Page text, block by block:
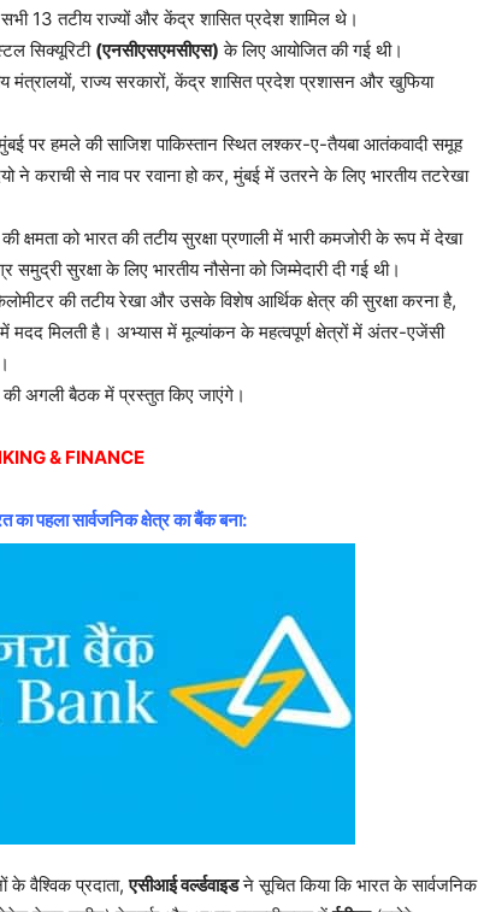
13 तटीय राज्यों और केंद्र शासित प्रदेश शामिल थे।
सिक्यूरिटी (एनसीएसएमसीएस) के लिए आयोजित की गई थी।
मंत्रालयों, राज्य सरकारों, केंद्र शासित प्रदेश प्रशासन और खुफिया
पर हमले की साजिश पाकिस्तान स्थित लश्कर-ए-तैयबा आतंकवादी समूह
ने कराची से नाव पर रवाना हो कर, मुंबई में उतरने के लिए भारतीय तटरेखा
क्षमता को भारत की तटीय सुरक्षा प्रणाली में भारी कमजोरी के रूप में देखा
सुरक्षा के लिए भारतीय नौसेना को जिम्मेदारी दी गई थी।
की तटीय रेखा और उसके विशेष आर्थिक क्षेत्र की सुरक्षा करना है,
मिलती है। अभ्यास में मूल्यांकन के महत्वपूर्ण क्षेत्रों में अंतर-एजेंसी
अगली बैठक में प्रस्तुत किए जाएंगे।
& FINANCE
पहला सार्वजनिक क्षेत्र का बैंक बना:
के वैश्विक प्रदाता,एसीआई वर्ल्डवाइडने सूचित किया कि भारत के सार्वजनिक